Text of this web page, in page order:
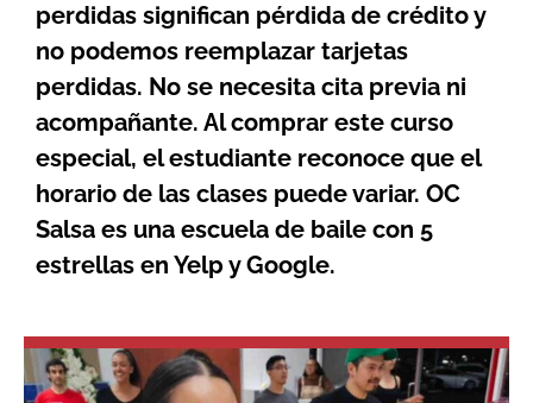
perdidas significan pérdida de crédito y
no podemos reemplazar tarjetas
perdidas. No se necesita cita previa ni
acompañante. Al comprar este curso
especial, el estudiante reconoce que el
horario de las clases puede variar. OC
Salsa es una escuela de baile con 5
estrellas en Yelp y Google.